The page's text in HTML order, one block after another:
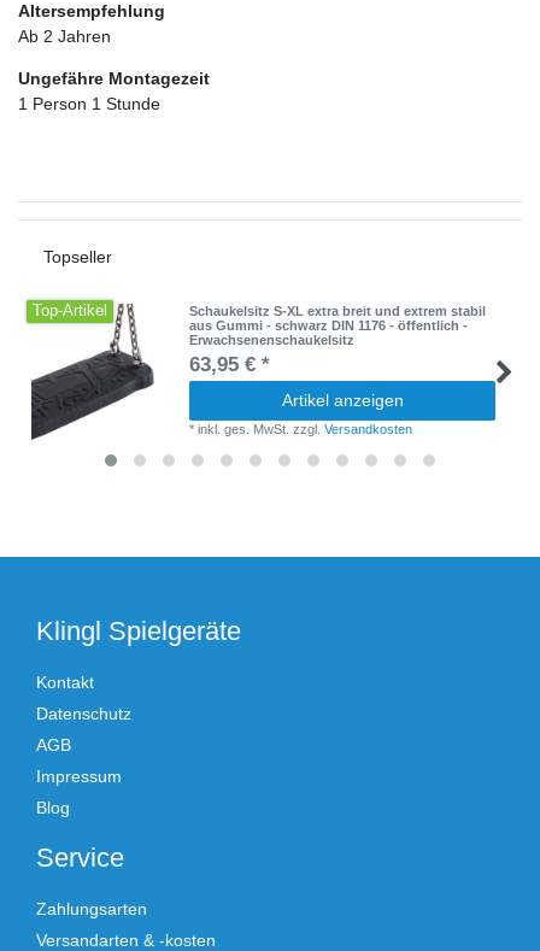
Altersempfehlung
Ab 2 Jahren
Ungefähre Montagezeit
1 Person 1 Stunde
Topseller
Top-Artikel
Schaukelsitz S-XL extra breit und extrem stabil
aus Gummi - schwarz DIN 1176 - öffentlich -
Erwachsenenschaukelsitz
63,95 € *
Artikel anzeigen
*inkl. ges. MwSt. zzgl.Versandkosten
Klingl Spielgeräte
Kontakt
Datenschutz
AGB
Impressum
Blog
Service
Zahlungsarten
Versandarten & -kosten